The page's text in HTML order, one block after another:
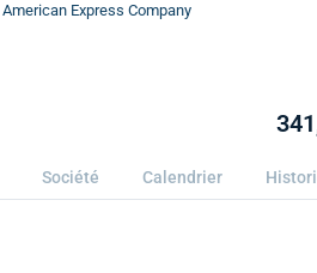
Express Company
Société Calendrier